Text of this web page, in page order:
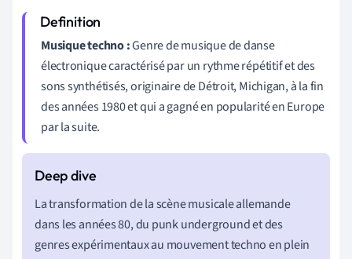
Musique techno :Genre de musique de danse
électronique caractérisé par un rythme répétitif et des
sons synthétisés, originaire de Détroit, Michigan, à la fin
des années 1980 et qui a gagné en popularité en Europe
par la suite.
La transformation de la scène musicale allemande
dans les années 80, du punk underground et des
genres expérimentaux au mouvement techno en plein